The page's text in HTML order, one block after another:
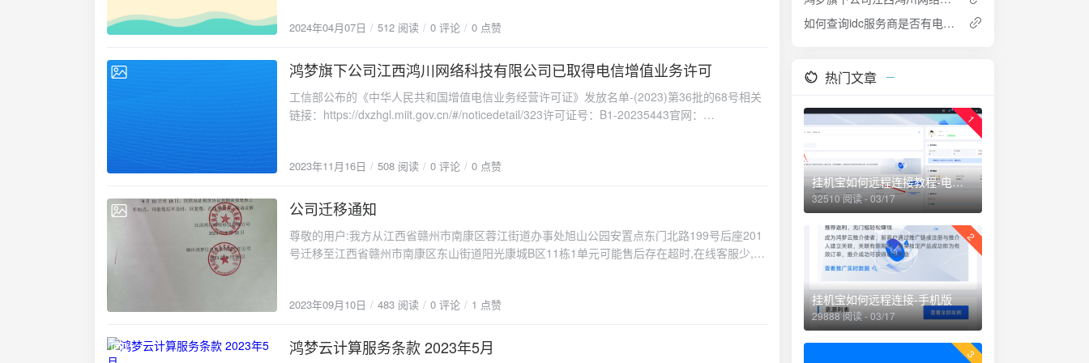
2024年04月07日 512 阅读 0 评论 0 点赞
2023-11-16
鸿梦旗下公司江西鸿川网络科技有限公司已取得电信增值业务许可
工信部公布的《中华人民共和国增值电信业务经营许可证》发放名单-(2023)第36批的68号相关
链接：https://dxzhgl.miit.gov.cn/#/noticedetail/323许可证号：B1-20235443官网：
2023年11月16日 508 阅读 0 评论 0 点赞
2023-09-10
公司迁移通知
尊敬的用户:我方从江西省赣州市南康区蓉江街道办事处旭山公园安置点东门北路199号后座201
号迁移至江西省赣州市南康区东山街道阳光康城B区11栋1单元可能售后存在超时,在线客服少,坐
2023年09月10日 483 阅读 0 评论 1 点赞
2023-05-23
鸿梦云计算服务条款 2023年5月
如何查询idc服务商是否有电信增值业务许可证
热门文章
1
挂机宝如何远程连接教程-电脑版
32510 阅读 - 03/17
2
挂机宝如何远程连接-手机版
29888 阅读 - 03/17
3